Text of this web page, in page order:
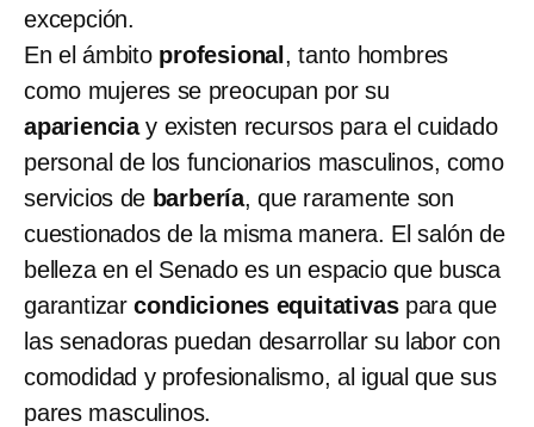
excepción.
En el ámbito profesional , tanto hombres
como mujeres se preocupan por su
aparienciay existen recursos para el cuidado
personal de los funcionarios masculinos, como
servicios de barbería, que raramente son
cuestionados de la misma manera. El salón de
belleza en el Senado es un espacio que busca
garantizarcondiciones equitativaspara que
las senadoras puedan desarrollar su labor con
comodidad y profesionalismo, al igual que sus
pares masculinos.